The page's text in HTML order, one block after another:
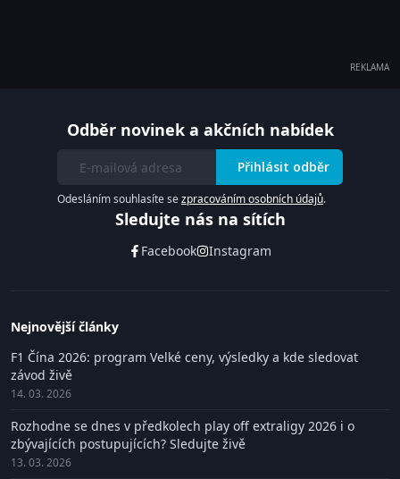
REKLAMA
Odběr novinek a akčních nabídek
Přihlásit odběr
Odesláním souhlasíte sezpracováním osobních údajů.
Sledujte nás na sítích
Facebook Instagram
Nejnovější články
F1 Čína 2026: program Velké ceny, výsledky a kde sledovat
závod živě
14. 03. 2026
Rozhodne se dnes v předkolech play off extraligy 2026 i o
zbývajících postupujících? Sledujte živě
13. 03. 2026